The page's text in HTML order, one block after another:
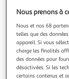
Nous prenons à
Nous et nos 68
telles que des
appareil. Si vous
charge les finalités
des données pour
désactivées. Si les
certains contenus et